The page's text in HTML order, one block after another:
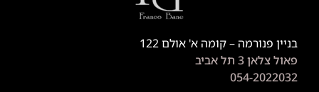
בניין פנורמה – קומה א' אולם 122
פאול צלאן 3 תל אביב
054-2022032